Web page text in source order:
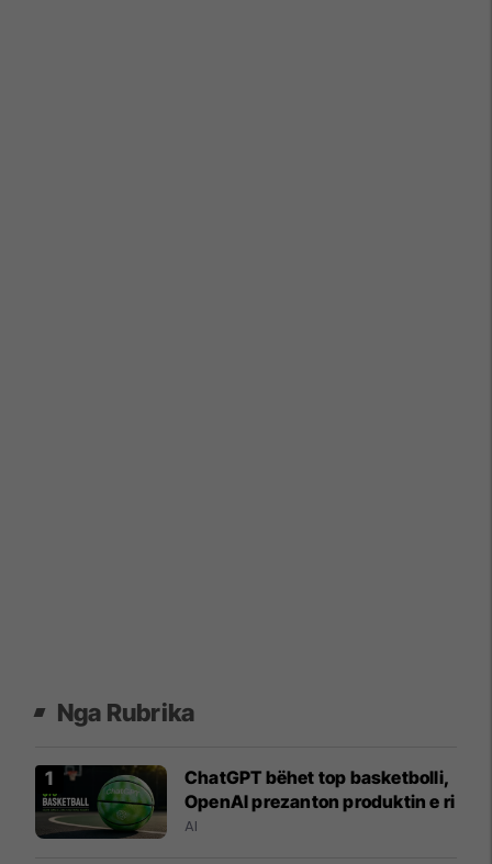
Nga Rubrika
ChatGPT bëhet top basketbolli,
OpenAI prezanton produktin e ri
AI